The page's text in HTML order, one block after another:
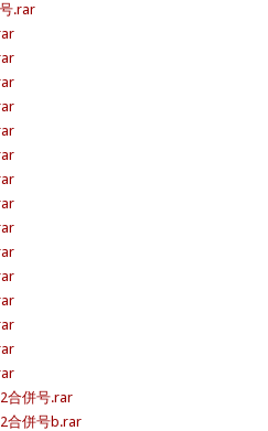
.rar
合併号.rar
合併号b.rar